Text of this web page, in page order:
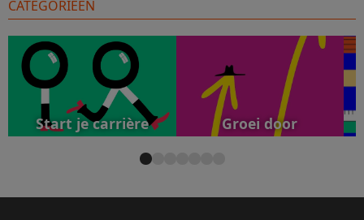
CATEGORIEËN
Start je carrière Groei door